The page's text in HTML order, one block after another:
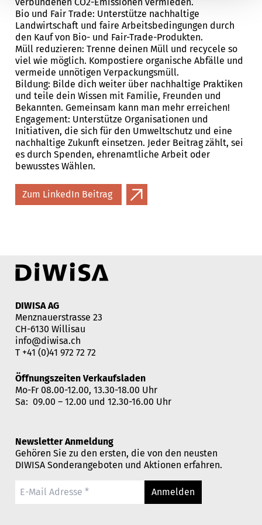
Bio und Fair Trade: Unterstütze nachhaltige
Landwirtschaft und faire Arbeitsbedingungen durch
den Kauf von Bio- und Fair-Trade-Produkten.
Müll reduzieren: Trenne deinen Müll und recycele so
viel wie möglich. Kompostiere organische Abfälle und
vermeide unnötigen Verpackungsmüll.
Bildung: Bilde dich weiter über nachhaltige Praktiken
und teile dein Wissen mit Familie, Freunden und
Bekannten. Gemeinsam kann man mehr erreichen!
Engagement: Unterstütze Organisationen und
Initiativen, die sich für den Umweltschutz und eine
nachhaltige Zukunft einsetzen. Jeder Beitrag zählt, sei
es durch Spenden, ehrenamtliche Arbeit oder
bewusstes Wählen.
Zum LinkedIn Beitrag
DIWISA AG
Menznauerstrasse 23
CH-6130 Willisau
info@diwisa.ch
T +41 (0)41 972 72 72
Öffnungszeiten Verkaufsladen
Mo-Fr 08.00-12.00, 13.30-18.00 Uhr
Sa: 09.00 – 12.00 und 12.30-16.00 Uhr
Newsletter Anmeldung
Gehören Sie zu den ersten, die von den neusten
DIWISA Sonderangeboten und Aktionen erfahren.
Anmelden